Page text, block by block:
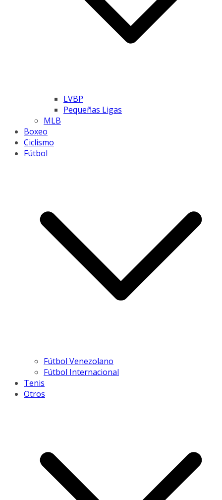
LVBP
Pequeñas Ligas
MLB
Boxeo
Ciclismo
Fútbol
Fútbol Venezolano
Fútbol Internacional
Tenis
Otros